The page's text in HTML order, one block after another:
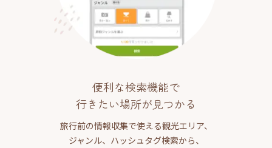
便利な検索機能で
行きたい場所が見つかる
旅行前の情報収集で使える観光エリア、
ジャンル、ハッシュタグ検索から、